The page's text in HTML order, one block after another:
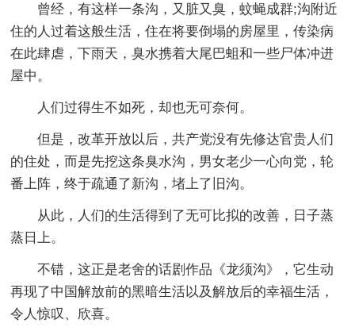
曾经，有这样一条沟，又脏又臭，蚊蝇成群;沟附近
住的人过着这般生活，住在将要倒塌的房屋里，传染病
在此肆虐，下雨天，臭水携着大尾巴蛆和一些尸体冲进
屋中。
人们过得生不如死，却也无可奈何。
但是，改革开放以后，共产党没有先修达官贵人们
的住处，而是先挖这条臭水沟，男女老少一心向党，轮
番上阵，终于疏通了新沟，堵上了旧沟。
从此，人们的生活得到了无可比拟的改善，日子蒸
蒸日上。
不错，这正是老舍的话剧作品《龙须沟》，它生动
再现了中国解放前的黑暗生活以及解放后的幸福生活，
令人惊叹、欣喜。